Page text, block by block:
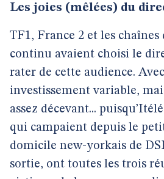
Les joies (mêlées) du
TF1, France 2 et les
continu avaient choisi le
rater de cette audience.
investissement variable,
assez décevant...
qui campaient depuis le
domicile new-yorkais de
sortie, ont toutes les trois